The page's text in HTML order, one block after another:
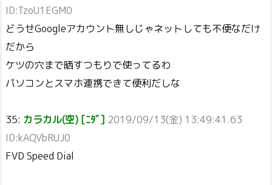
ID:TzoU1EGM0
どうせGoogleアカウント無しじゃネットしても不便なだけ
だから
ケツの穴まで晒すつもりで使ってるわ
パソコンとスマホ連携できて便利だしな
35: カラカル(空) [ﾆﾀﾞ] 2019/09/13(金) 13:49:41.63
ID:kAQVbRUJ0
FVD Speed Dial